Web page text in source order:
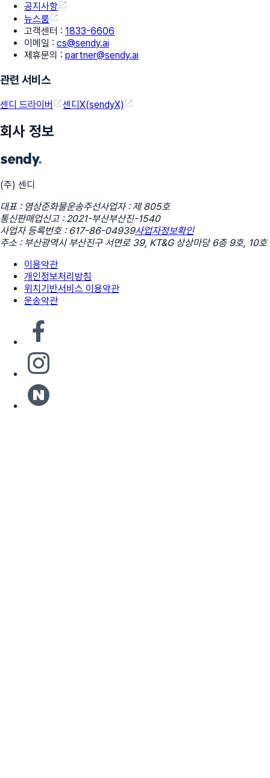
공지사항
뉴스룸
고객센터 : 1833-6606
이메일 : cs@sendy.ai
제휴문의 : partner@sendy.ai
관련 서비스
센디 드라이버 센디X(sendyX)
회사 정보
(주) 센디
대표 : 염상준화물운송주선사업자 : 제 805호
통신판매업신고 : 2021-부산부산진-1540
사업자 등록번호 : 617-86-04939사업자정보확인
주소 : 부산광역시 부산진구 서면로 39, KT&G 상상마당 6층 9호, 10호
이용약관
개인정보처리방침
위치기반서비스 이용약관
운송약관